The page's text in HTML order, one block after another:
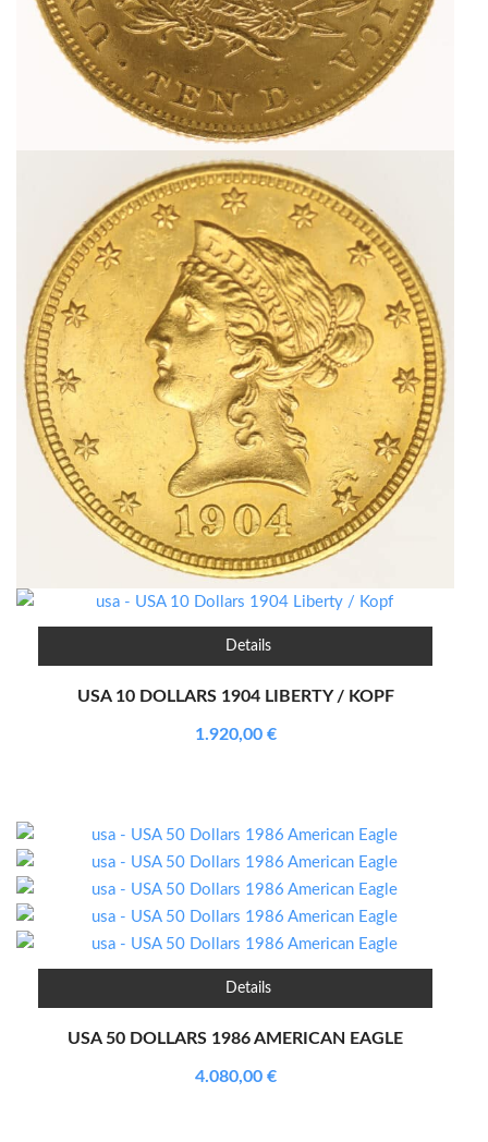
Details
USA 10 DOLLARS 1904 LIBERTY / KOPF
1.920,00 €
Details
USA 50 DOLLARS 1986 AMERICAN EAGLE
4.080,00 €